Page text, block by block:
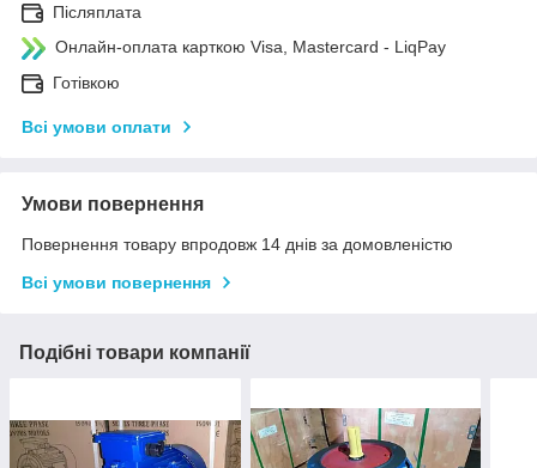
Післяплата
Онлайн-оплата карткою Visa, Mastercard - LiqPay
Готівкою
Всі умови оплати
Умови повернення
Повернення товару впродовж 14 днів за домовленістю
Всі умови повернення
Подібні товари компанії